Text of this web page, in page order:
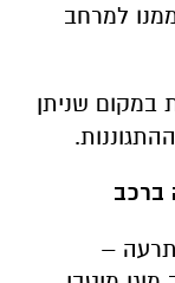
ממנו למרחב
במקום שניתן
.
ברכב
–